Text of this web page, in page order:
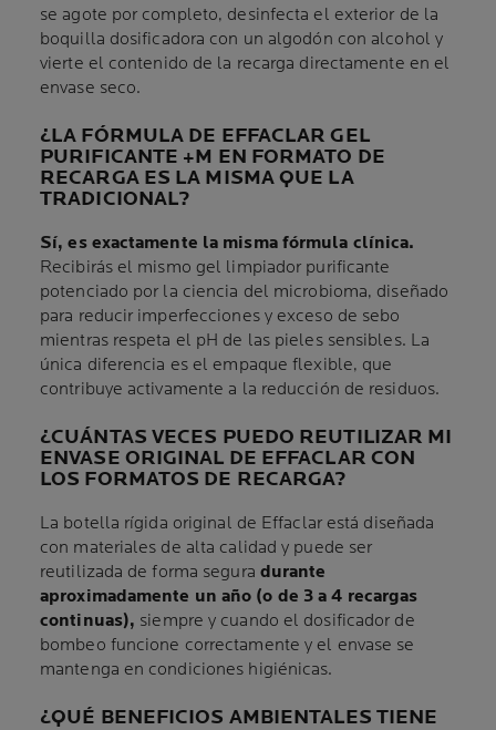
se agote por completo, desinfecta el exterior de la
boquilla dosificadora con un algodón con alcohol y
vierte el contenido de la recarga directamente en el
envase seco.
¿LA FÓRMULA DE EFFACLAR GEL
PURIFICANTE +M EN FORMATO DE
RECARGA ES LA MISMA QUE LA
TRADICIONAL?
Sí, es exactamente la misma fórmula clínica.
Recibirás el mismo gel limpiador purificante
potenciado por la ciencia del microbioma, diseñado
para reducir imperfecciones y exceso de sebo
mientras respeta el pH de las pieles sensibles. La
única diferencia es el empaque flexible, que
contribuye activamente a la reducción de residuos.
¿CUÁNTAS VECES PUEDO REUTILIZAR MI
ENVASE ORIGINAL DE EFFACLAR CON
LOS FORMATOS DE RECARGA?
La botella rígida original de Effaclar está diseñada
con materiales de alta calidad y puede ser
reutilizada de forma segura durante
aproximadamente un año (o de 3 a 4 recargas
continuas), siempre y cuando el dosificador de
bombeo funcione correctamente y el envase se
mantenga en condiciones higiénicas.
¿QUÉ BENEFICIOS AMBIENTALES TIENE